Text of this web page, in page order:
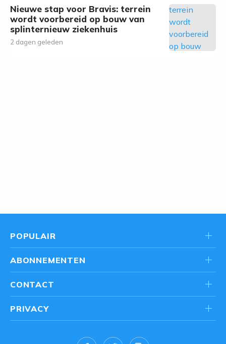
Nieuwe stap voor Bravis: terrein
wordt voorbereid op bouw van
splinternieuw ziekenhuis
2 dagen geleden
POPULAIR
ABONNEMENTEN
CONTACT
PRIVACY